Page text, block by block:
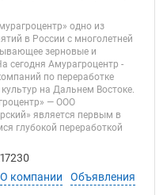
одно из
в России с многолетней
зерновые и
сегодня Амурагроцентр -
по переработке
на Дальнем Востоке.
— ООО
является первым в
глубокой переработкой
О компании
Объявления